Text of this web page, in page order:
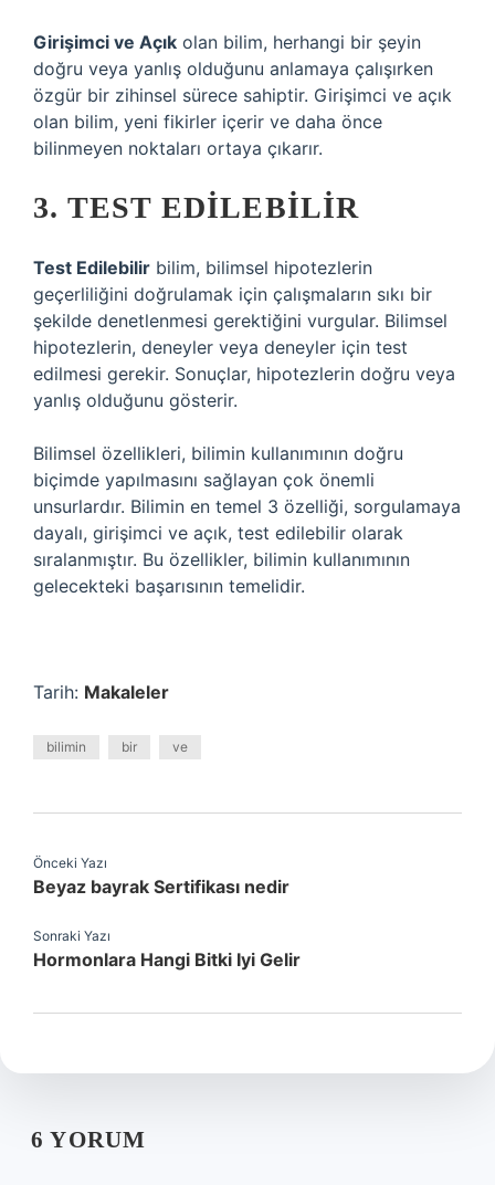
Girişimci ve Açık olan bilim, herhangi bir şeyin
doğru veya yanlış olduğunu anlamaya çalışırken
özgür bir zihinsel sürece sahiptir. Girişimci ve açık
olan bilim, yeni fikirler içerir ve daha önce
bilinmeyen noktaları ortaya çıkarır.
3. TEST EDILEBILIR
Test Edilebilir bilim, bilimsel hipotezlerin
geçerliliğini doğrulamak için çalışmaların sıkı bir
şekilde denetlenmesi gerektiğini vurgular. Bilimsel
hipotezlerin, deneyler veya deneyler için test
edilmesi gerekir. Sonuçlar, hipotezlerin doğru veya
yanlış olduğunu gösterir.
Bilimsel özellikleri, bilimin kullanımının doğru
biçimde yapılmasını sağlayan çok önemli
unsurlardır. Bilimin en temel 3 özelliği, sorgulamaya
dayalı, girişimci ve açık, test edilebilir olarak
sıralanmıştır. Bu özellikler, bilimin kullanımının
gelecekteki başarısının temelidir.
Tarih: Makaleler
bilimin bir ve
Önceki Yazı
Beyaz bayrak Sertifikası nedir
Sonraki Yazı
Hormonlara Hangi Bitki Iyi Gelir
6 YORUM